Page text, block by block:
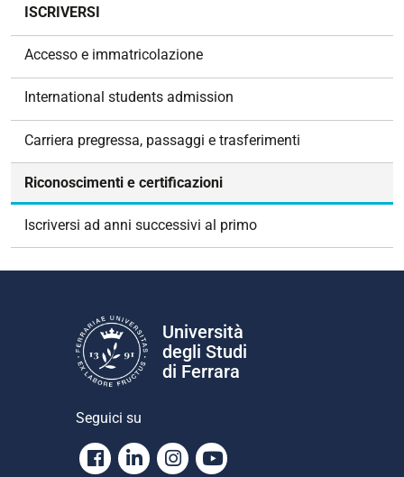
ISCRIVERSI
Accesso e immatricolazione
International students admission
Carriera pregressa, passaggi e trasferimenti
Riconoscimenti e certificazioni
Iscriversi ad anni successivi al primo
Università
degli Studi
di Ferrara
Seguici su
Facebook
LinkedinInstagram
Youtube